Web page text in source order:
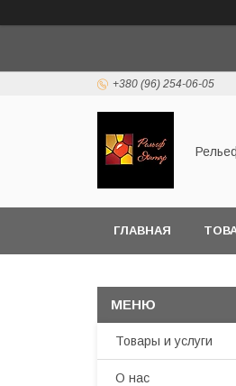
+380 (96) 254-06-05
ГЛАВНАЯ
Товары и услуги
О нас